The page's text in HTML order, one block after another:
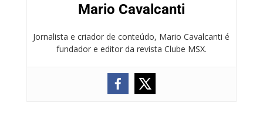
Mario Cavalcanti
Jornalista e criador de conteúdo, Mario Cavalcanti é
fundador e editor da revista Clube MSX.